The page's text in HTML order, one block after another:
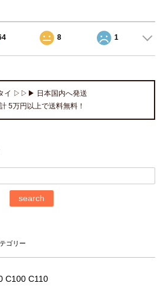
8 1
イ ▷▷▶ 日本国内へ発送
5万円以上で送料無料！
search
ゴリー
C100 C110